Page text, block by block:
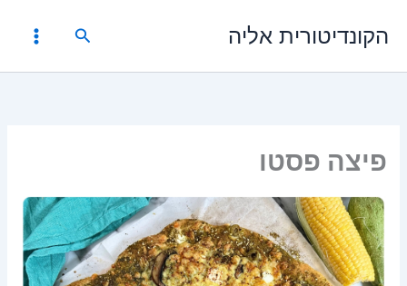
לתוכןהקונדיטורית אליה חיפוש
פיצה פסטו